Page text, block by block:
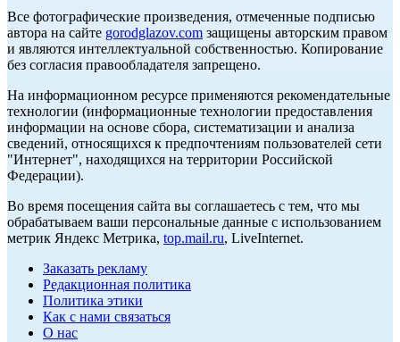
Все фотографические произведения, отмеченные подписью
автора на сайте gorodglazov.com защищены авторским правом
и являются интеллектуальной собственностью. Копирование
без согласия правообладателя запрещено.
На информационном ресурсе применяются рекомендательные
технологии (информационные технологии предоставления
информации на основе сбора, систематизации и анализа
сведений, относящихся к предпочтениям пользователей сети
"Интернет", находящихся на территории Российской
Федерации).
Во время посещения сайта вы соглашаетесь с тем, что мы
обрабатываем ваши персональные данные с использованием
метрик Яндекс Метрика, top.mail.ru, LiveInternet.
Заказать рекламу
Редакционная политика
Политика этики
Как с нами связаться
О нас